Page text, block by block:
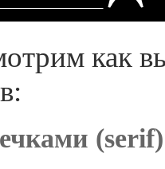
как
(serif)